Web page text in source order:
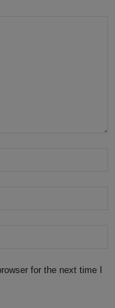
for the next time I